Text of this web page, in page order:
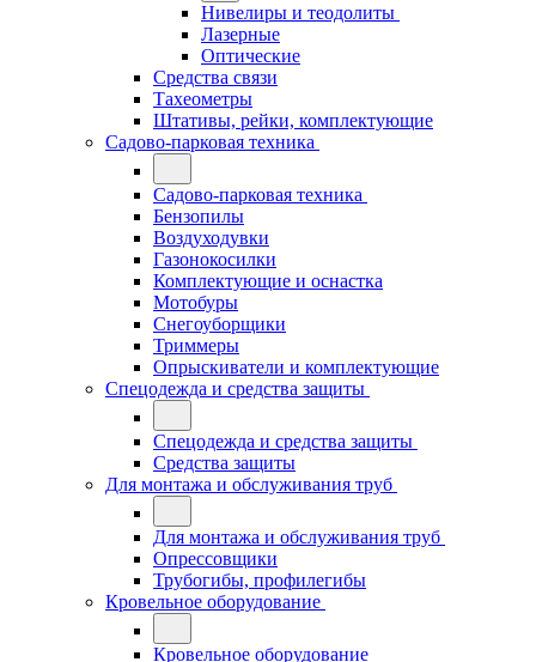
Нивелиры и теодолиты
Лазерные
Оптические
Средства связи
Тахеометры
Штативы, рейки, комплектующие
Садово-парковая техника
Садово-парковая техника
Бензопилы
Воздуходувки
Газонокосилки
Комплектующие и оснастка
Мотобуры
Снегоуборщики
Триммеры
Опрыскиватели и комплектующие
Спецодежда и средства защиты
Спецодежда и средства защиты
Средства защиты
Для монтажа и обслуживания труб
Для монтажа и обслуживания труб
Опрессовщики
Трубогибы, профилегибы
Кровельное оборудование
Кровельное оборудование